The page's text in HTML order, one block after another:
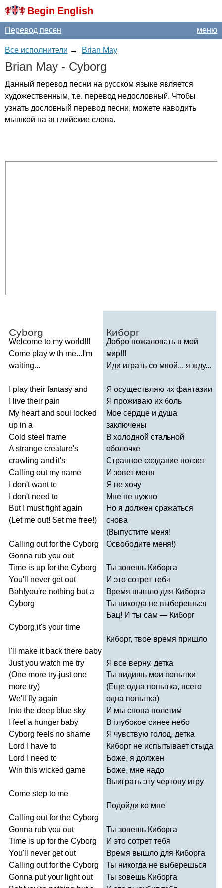
Begin English
меню
Перевод песен
Все исполнители → Brian May
Brian May - Cyborg
Данный перевод песни на русском языке является
художественным, т.е. перевод недословный. Чтобы
узнать дословный перевод песни, можете наводить
мышкой на английские слова.
Cyborg
Welcome to my world!!!
Come play with me... I'm
waiting...
play their fantasy and
live their pain
My heart and soul
locked
up in a
Cold steel frame
A strange creature's
crawling and it's
Calling out my name
don't want to
don't need to
But
must fight again
(Let me out! Set me free!)
Calling out for the Cyborg
Gonna rub you out
Time is up for the Cyborg
You'll
never get out
Bah!you're nothing but a
Cyborg
Cyborg,it's your time
I'll make it back there baby
Just you watch me try
(One more try-just one
more try)
We'll
fly again
Into the deep blue sky
feel a hunger baby
Cyborg feels no shame
Lord
have to
Lord
need to
Win this wicked game
Come step to me
Calling out for the Cyborg
Gonna rub you out
Time is up for the Cyborg
You'll
never get out
Calling out for the Cyborg
Gonna put your light out
Киборг
Добро пожаловать в мой
мир!!!
Иди играть со мной... я жду...
Я осуществляю их фантазии
Я проживаю их боль
Мое сердце и душа
заключены
В холодной стальной
оболочке
Странное создание ползет
И зовет меня
Я не хочу
Мне не нужно
Но я должен сражаться
снова
(Выпустите меня!
Освободите меня!)
Ты зовешь Киборга
И это сотрет тебя
Время вышло для Киборга
Ты никогда не выберешься
Бац! И ты сам — Киборг
Киборг, твое время пришло
Я все верну, детка
Ты видишь мои попытки
(Еще одна попытка, всего
одна попытка)
И мы снова полетим
В глубокое синее небо
Я чувствую голод, детка
Киборг не испытывает стыда
Боже, я должен
Боже, мне надо
Выиграть эту чертову игру
Подойди ко мне
Ты зовешь Киборга
И это сотрет тебя
Время вышло для Киборга
Ты никогда не выберешься
Ты зовешь Киборга